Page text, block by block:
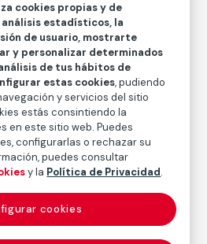
[actual Wrocław,
cookies propias y de
estadísticos, la
de usuario, mostrarte
y personalizar determinados
de tus hábitos de
estas cookies, pudiendo
y servicios del sitio
estás consintiendo la
en este sitio web. Puedes
configurarlas o rechazar su
puedes consultar
y la Política de Privacidad.
cookies